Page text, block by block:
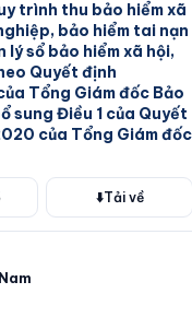
trình thu bảo hiểm xã
bảo hiểm tai nạn
sổ bảo hiểm xã hội,
Quyết định
Tổng Giám đốc Bảo
sung Điều 1 của Quyết
của Tổng Giám đốc
⬇️Tải về